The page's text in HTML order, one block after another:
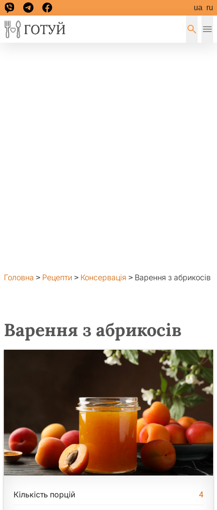
ua ru
Головна > Рецепти > Консервація > Варення з абрикосів
Варення з абрикосів
Кількість порцій 4